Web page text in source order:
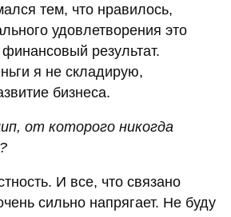
тем, что нравилось,
удовлетворения это
результат.
я не складирую,
бизнеса.
от которого никогда
И все, что связано
сильно напрягает. Не буду